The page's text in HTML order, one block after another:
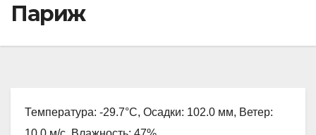
Париж
Температура: -29.7°C, Осадки: 102.0 мм, Ветер: